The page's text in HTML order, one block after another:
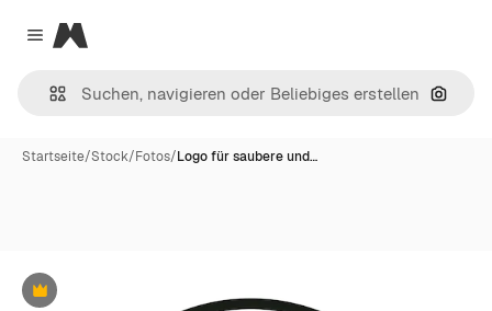
Close menu
Magnific
Nach
Startseite/Stock/Fotos/Logo für saubere und…
Premium